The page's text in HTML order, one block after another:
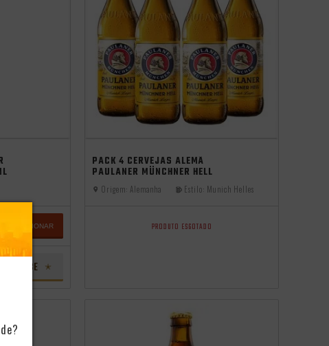
ADICIONAR
O CLUBE
PACK 4 CERVEJAS ALEMÃ
PAULANER MÜNCHNER HELL
330ML
Origem: Alemanha Estilo: Munich Helles
PRODUTO ESGOTADO